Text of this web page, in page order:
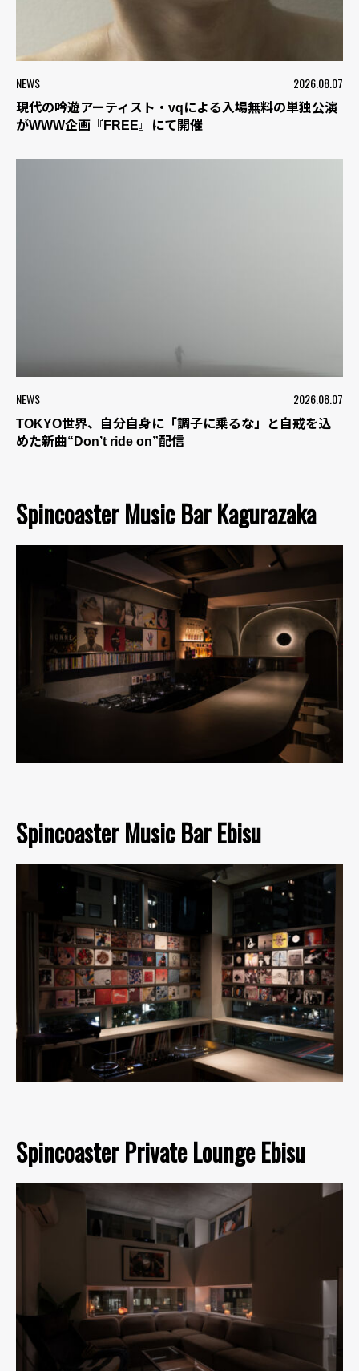
NEWS 2026.08.07
現代の吟遊アーティスト・vqによる入場無料の単独公演
がWWW企画『FREE』にて開催
NEWS 2026.08.07
TOKYO世界、自分自身に「調子に乗るな」と自戒を込
めた新曲“Don’t ride on”配信
Spincoaster Music Bar Kagurazaka
Spincoaster Music Bar Ebisu
Spincoaster Private Lounge Ebisu